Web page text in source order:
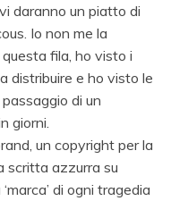
daranno un piatto di
Io non me la
fila, ho visto i
distribuire e ho visto le
di un
giorni.
un copyright per la
scritta azzurra su
di ogni tragedia